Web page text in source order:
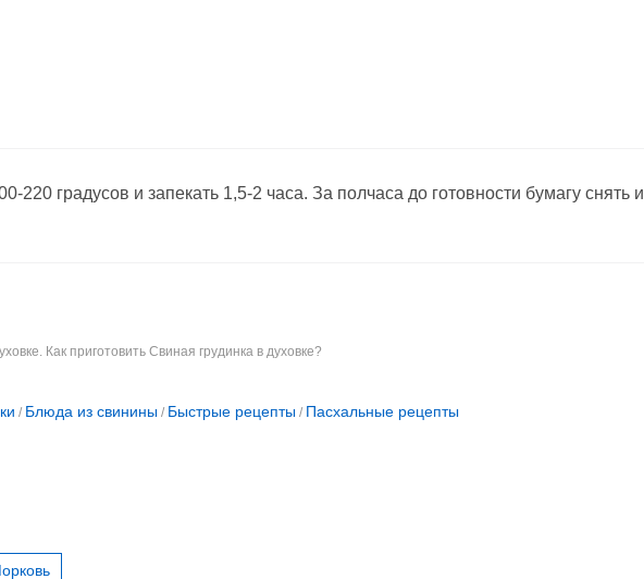
220 градусов и запекать 1,5-2 часа. За полчаса до готовности бумагу снять и
Как приготовить Свиная грудинка в духовке?
/ Блюда из свинины / Быстрые рецепты / Пасхальные рецепты